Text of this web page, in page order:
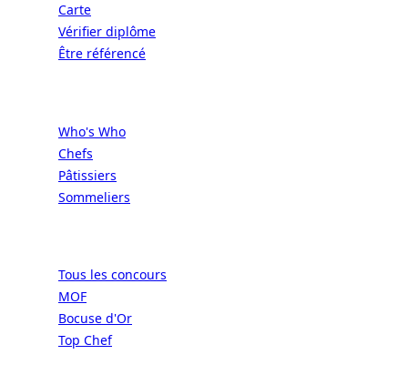
Carte
Vérifier diplôme
Être référencé
Who's Who
Chefs
Pâtissiers
Sommeliers
Tous les concours
MOF
Bocuse d'Or
Top Chef